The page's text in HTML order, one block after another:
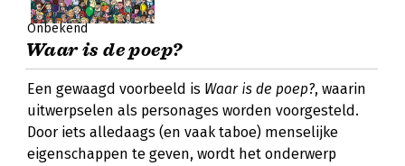
Onbekend
Waar is de poep?
Een gewaagd voorbeeld is Waar is de poep?, waarin
uitwerpselen als personages worden voorgesteld.
Door iets alledaags (en vaak taboe) menselijke
eigenschappen te geven, wordt het onderwerp